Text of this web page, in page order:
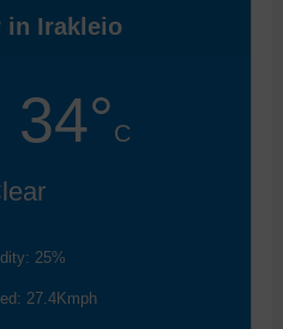
in Irakleio
34°C
25%
27.4Kmph